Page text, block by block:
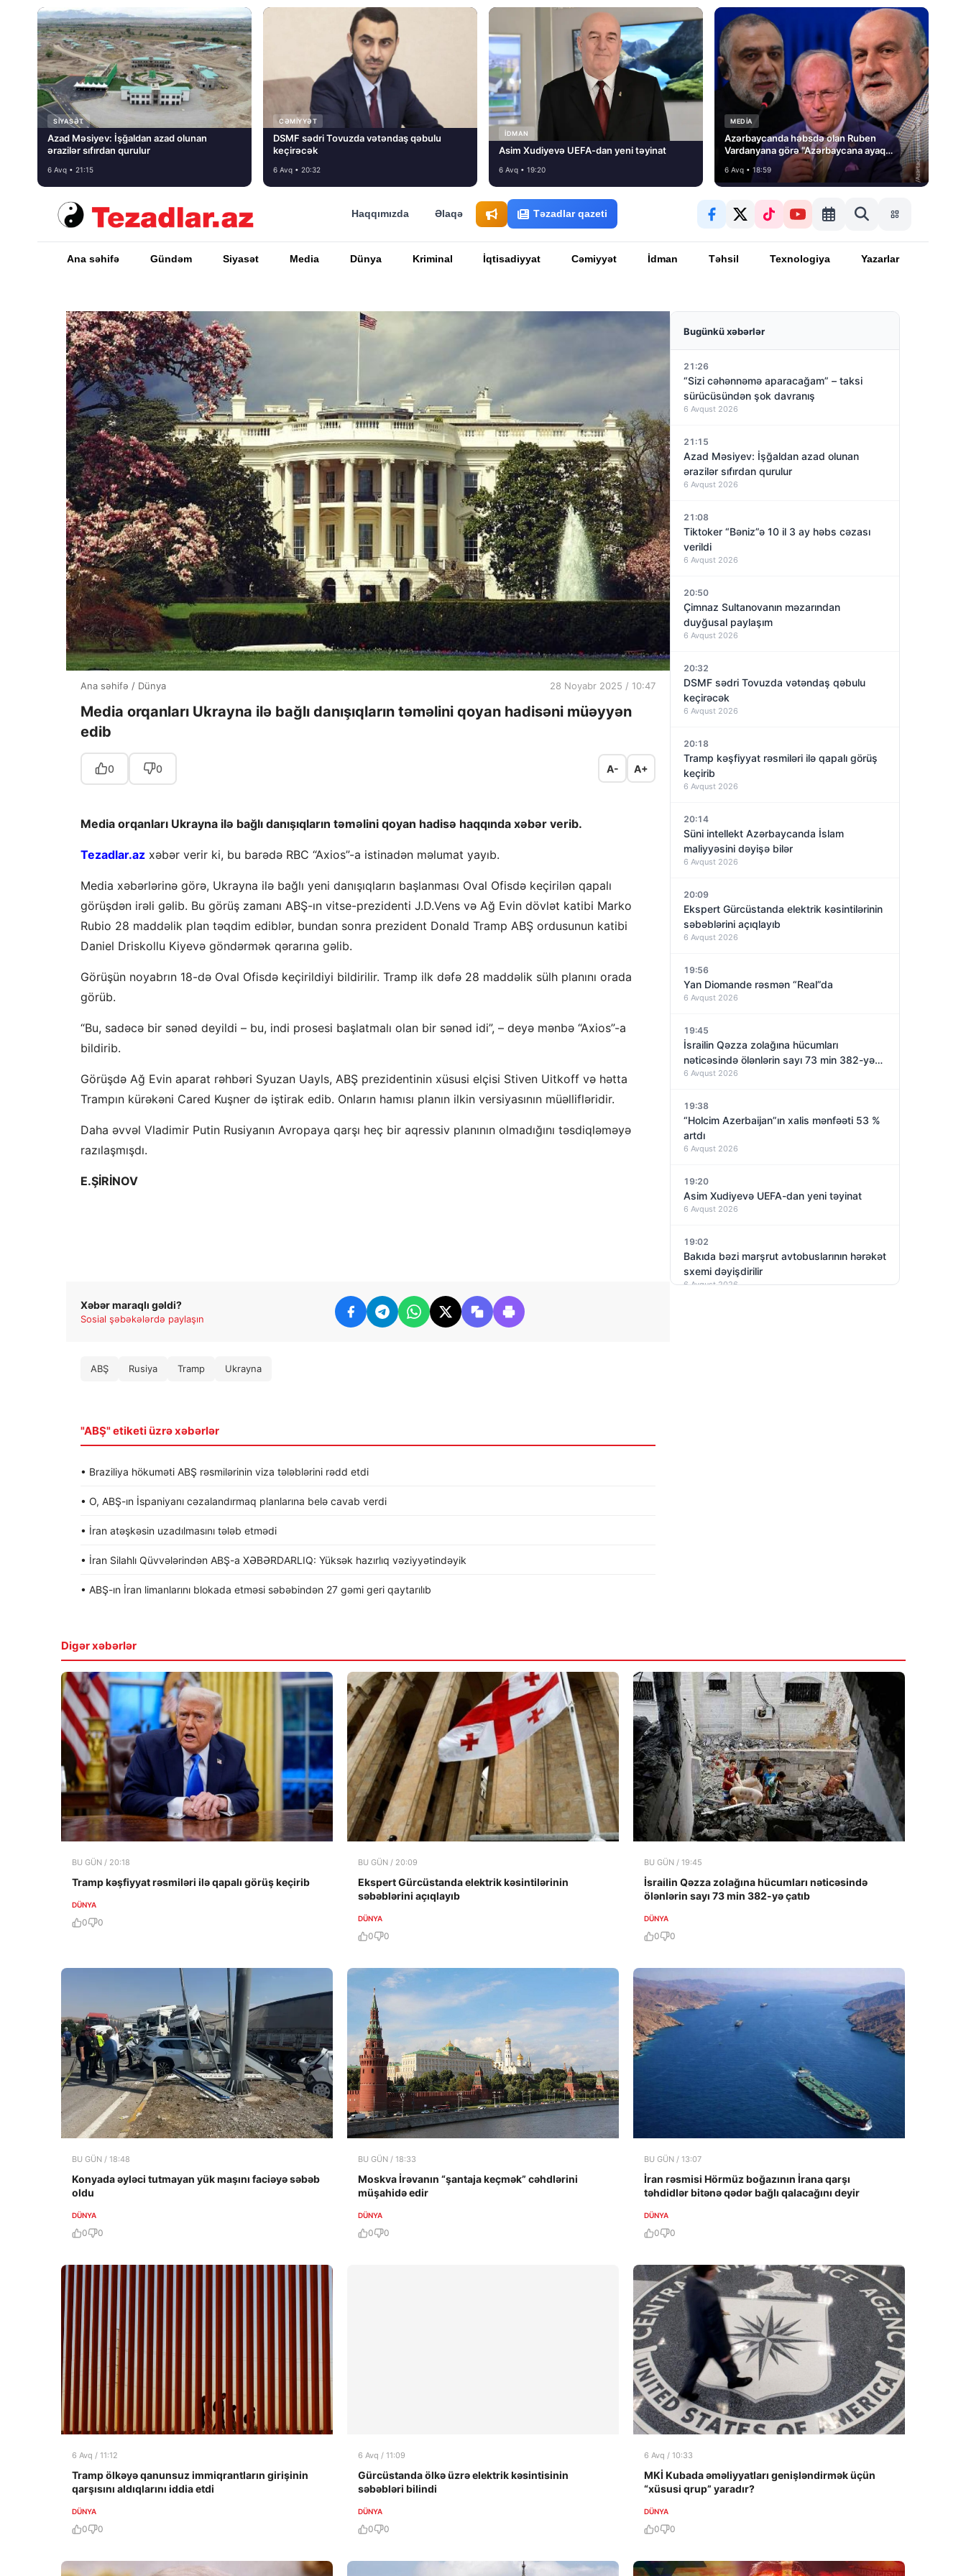
SIYASƏT
Azad Məsiyev: İşğaldan azad olunan
ərazilər sıfırdan qurulur
6 Avq • 21:15
CƏMIYYƏT
DSMF sədri Tovuzda vətəndaş qəbulu
keçirəcək
6 Avq • 20:32
İDMAN
Asim Xudiyevə UEFA-dan yeni təyinat
6 Avq • 19:20
MEDİA
Azərbaycanda həbsdə olan Ruben
Vardanyana görə “Azərbaycana ayaq
basmayacağını” dedi və…
6 Avq • 18:59
Haqqımızda Əlaqə Təzadlar qazeti
Ana səhifə Gündəm Siyasət Media Dünya Kriminal İqtisadiyyat Cəmiyyət İdman Təhsil Texnologiya Yazarlar
Ana səhifə / Dünya 28 Noyabr 2025 / 10:47
Media orqanları Ukrayna ilə bağlı danışıqların təməlini qoyan hadisəni müəyyən
edib
0 0 A- A+
Media orqanları Ukrayna ilə bağlı danışıqların təməlini qoyan hadisə haqqında xəbər verib.
Tezadlar.az xəbər verir ki, bu barədə RBC “Axios”-a istinadən məlumat yayıb.
Media xəbərlərinə görə, Ukrayna ilə bağlı yeni danışıqların başlanması Oval Ofisdə keçirilən qapalı
görüşdən irəli gəlib. Bu görüş zamanı ABŞ-ın vitse-prezidenti J.D.Vens və Ağ Evin dövlət katibi Marko
Rubio 28 maddəlik plan təqdim ediblər, bundan sonra prezident Donald Tramp ABŞ ordusunun katibi
Daniel Driskollu Kiyevə göndərmək qərarına gəlib.
Görüşün noyabrın 18-də Oval Ofisdə keçirildiyi bildirilir. Tramp ilk dəfə 28 maddəlik sülh planını orada
görüb.
“Bu, sadəcə bir sənəd deyildi – bu, indi prosesi başlatmalı olan bir sənəd idi”, – deyə mənbə “Axios”-a
bildirib.
Görüşdə Ağ Evin aparat rəhbəri Syuzan Uayls, ABŞ prezidentinin xüsusi elçisi Stiven Uitkoff və hətta
Trampın kürəkəni Cared Kuşner də iştirak edib. Onların hamısı planın ilkin versiyasının müəllifləridir.
Daha əvvəl Vladimir Putin Rusiyanın Avropaya qarşı heç bir aqressiv planının olmadığını təsdiqləməyə
razılaşmışdı.
E.ŞİRİNOV
Xəbər maraqlı gəldi?
Sosial şəbəkələrdə paylaşın
ABŞ Rusiya Tramp Ukrayna
"ABŞ" etiketi üzrə xəbərlər
• Braziliya hökuməti ABŞ rəsmilərinin viza tələblərini rədd etdi
• O, ABŞ-ın İspaniyanı cəzalandırmaq planlarına belə cavab verdi
• İran atəşkəsin uzadılmasını tələb etmədi
• İran Silahlı Qüvvələrindən ABŞ-a XƏBƏRDARLIQ: Yüksək hazırlıq vəziyyətindəyik
• ABŞ-ın İran limanlarını blokada etməsi səbəbindən 27 gəmi geri qaytarılıb
Bugünkü xəbərlər
21:26
“Sizi cəhənnəmə aparacağam” – taksi
sürücüsündən şok davranış
6 Avqust 2026
21:15
Azad Məsiyev: İşğaldan azad olunan
ərazilər sıfırdan qurulur
6 Avqust 2026
21:08
Tiktoker “Bəniz”ə 10 il 3 ay həbs cəzası
verildi
6 Avqust 2026
20:50
Çimnaz Sultanovanın məzarından
duyğusal paylaşım
6 Avqust 2026
20:32
DSMF sədri Tovuzda vətəndaş qəbulu
keçirəcək
6 Avqust 2026
20:18
Tramp kəşfiyyat rəsmiləri ilə qapalı görüş
keçirib
6 Avqust 2026
20:14
Süni intellekt Azərbaycanda İslam
maliyyəsini dəyişə bilər
6 Avqust 2026
20:09
Ekspert Gürcüstanda elektrik kəsintilərinin
səbəblərini açıqlayıb
6 Avqust 2026
19:56
Yan Diomande rəsmən “Real”da
6 Avqust 2026
19:45
İsrailin Qəzza zolağına hücumları
nəticəsində ölənlərin sayı 73 min 382-yə
çatıb
6 Avqust 2026
19:38
“Holcim Azerbaijan”ın xalis mənfəəti 53 %
artdı
6 Avqust 2026
19:20
Asim Xudiyevə UEFA-dan yeni təyinat
6 Avqust 2026
19:02
Bakıda bəzi marşrut avtobuslarının hərəkət
sxemi dəyişdirilir
6 Avqust 2026
Digər xəbərlər
BU GÜN / 20:18
Tramp kəşfiyyat rəsmiləri ilə qapalı görüş keçirib
DÜNYA
0 0
BU GÜN / 20:09
Ekspert Gürcüstanda elektrik kəsintilərinin
səbəblərini açıqlayıb
DÜNYA
0 0
BU GÜN / 19:45
İsrailin Qəzza zolağına hücumları nəticəsində
ölənlərin sayı 73 min 382-yə çatıb
DÜNYA
0 0
BU GÜN / 18:48
Konyada əyləci tutmayan yük maşını faciəyə səbəb
oldu
DÜNYA
0 0
BU GÜN / 18:33
Moskva İrəvanın “şantaja keçmək” cəhdlərini
müşahidə edir
DÜNYA
0 0
BU GÜN / 13:07
İran rəsmisi Hörmüz boğazının İrana qarşı
təhdidlər bitənə qədər bağlı qalacağını deyir
DÜNYA
0 0
6 Avq / 11:12
Tramp ölkəyə qanunsuz immiqrantların girişinin
qarşısını aldıqlarını iddia etdi
DÜNYA
0 0
6 Avq / 11:09
Gürcüstanda ölkə üzrə elektrik kəsintisinin
səbəbləri bilindi
DÜNYA
0 0
6 Avq / 10:33
MKİ Kubada əməliyyatları genişləndirmək üçün
“xüsusi qrup” yaradır?
DÜNYA
0 0